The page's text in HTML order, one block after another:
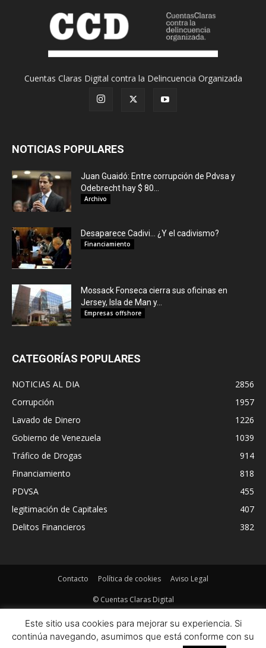
Cuentas Claras Digital contra la Delincuencia Organizada
NOTICIAS POPULARES
Juan Guaidó: Entre corrupción de Pdvsa y
Odebrecht hay $ 80...
Archivo
Desaparece Cadivi… ¿Y el cadivismo?
Financiamiento
Mossack Fonseca cierra sus oficinas en
Jersey, Isla de Man y...
Empresas offshore
CATEGORÍAS POPULARES
NOTICIAS AL DIA
2856
Corrupción
1957
Lavado de Dinero
1226
Gobierno de Venezuela
1039
Tráfico de Drogas
914
Financiamiento
818
PDVSA
455
legitimación de Capitales
407
Delitos Financieros
382
Contacto Política de cookies Aviso Legal
© Cuentas Claras Digital
Este sitio usa cookies para mejorar su experiencia. Si
continúa navegando, asumimos que está conforme con su